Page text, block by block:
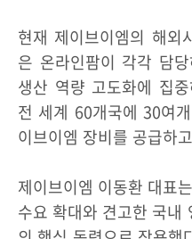
현재 제이브이엠의 해외
은 온라인팜이 각각 담
생산 역량 고도화에 집
전 세계 60개국에 30여
이브이엠 장비를 공급하
제이브이엠 이동환 대표
수요 확대와 견고한 국내